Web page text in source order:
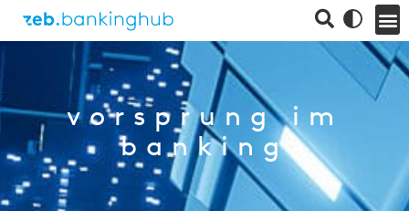
vorsprung im
banking